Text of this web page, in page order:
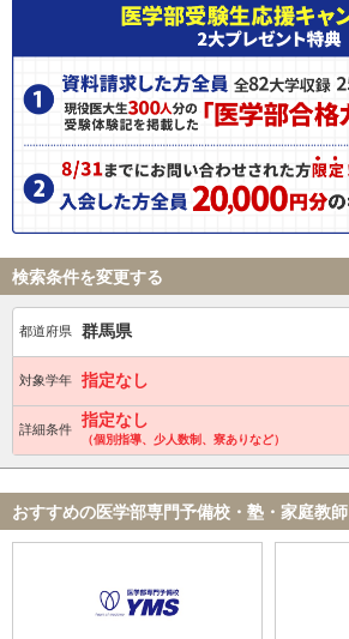
検索条件を変更する
都道府県 群馬県
対象学年 指定なし
詳細条件 指定なし
（個別指導、少人数制、寮ありなど）
おすすめの医学部専門予備校・塾・家庭教師